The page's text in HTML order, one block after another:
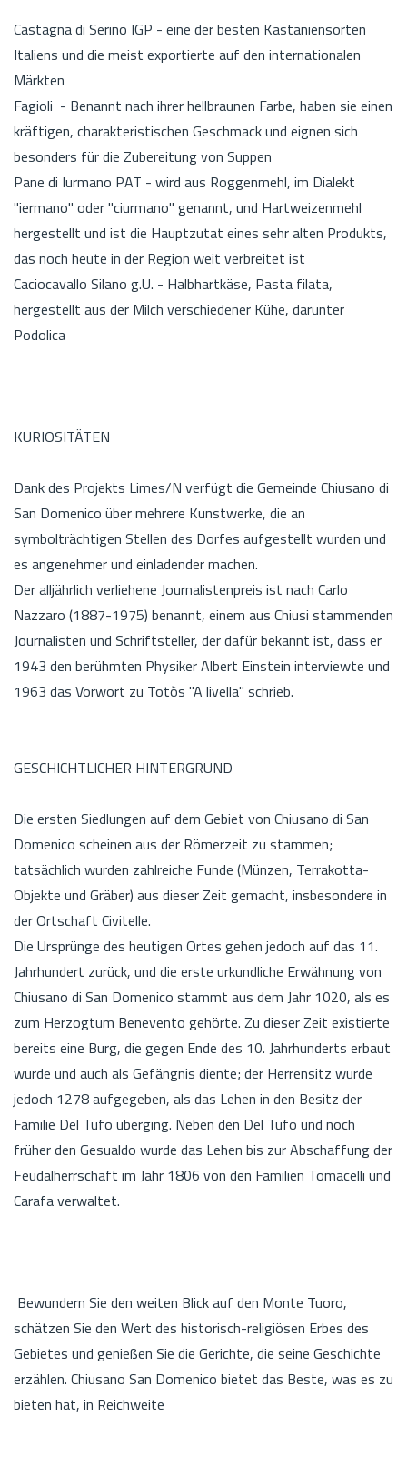
Castagna di Serino IGP - eine der besten Kastaniensorten
Italiens und die meist exportierte auf den internationalen
Märkten
Fagioli - Benannt nach ihrer hellbraunen Farbe, haben sie einen
kräftigen, charakteristischen Geschmack und eignen sich
besonders für die Zubereitung von Suppen
Pane di Iurmano PAT - wird aus Roggenmehl, im Dialekt
"iermano" oder "ciurmano" genannt, und Hartweizenmehl
hergestellt und ist die Hauptzutat eines sehr alten Produkts,
das noch heute in der Region weit verbreitet ist
Caciocavallo Silano g.U. - Halbhartkäse, Pasta filata,
hergestellt aus der Milch verschiedener Kühe, darunter
Podolica
KURIOSITÄTEN
Dank des Projekts Limes/N verfügt die Gemeinde Chiusano di
San Domenico über mehrere Kunstwerke, die an
symbolträchtigen Stellen des Dorfes aufgestellt wurden und
es angenehmer und einladender machen.
Der alljährlich verliehene Journalistenpreis ist nach Carlo
Nazzaro (1887-1975) benannt, einem aus Chiusi stammenden
Journalisten und Schriftsteller, der dafür bekannt ist, dass er
1943 den berühmten Physiker Albert Einstein interviewte und
1963 das Vorwort zu Totòs "A livella" schrieb.
GESCHICHTLICHER HINTERGRUND
Die ersten Siedlungen auf dem Gebiet von Chiusano di San
Domenico scheinen aus der Römerzeit zu stammen;
tatsächlich wurden zahlreiche Funde (Münzen, Terrakotta-
Objekte und Gräber) aus dieser Zeit gemacht, insbesondere in
der Ortschaft Civitelle.
Die Ursprünge des heutigen Ortes gehen jedoch auf das 11.
Jahrhundert zurück, und die erste urkundliche Erwähnung von
Chiusano di San Domenico stammt aus dem Jahr 1020, als es
zum Herzogtum Benevento gehörte. Zu dieser Zeit existierte
bereits eine Burg, die gegen Ende des 10. Jahrhunderts erbaut
wurde und auch als Gefängnis diente; der Herrensitz wurde
jedoch 1278 aufgegeben, als das Lehen in den Besitz der
Familie Del Tufo überging. Neben den Del Tufo und noch
früher den Gesualdo wurde das Lehen bis zur Abschaffung der
Feudalherrschaft im Jahr 1806 von den Familien Tomacelli und
Carafa verwaltet.
Bewundern Sie den weiten Blick auf den Monte Tuoro,
schätzen Sie den Wert des historisch-religiösen Erbes des
Gebietes und genießen Sie die Gerichte, die seine Geschichte
erzählen. Chiusano San Domenico bietet das Beste, was es zu
bieten hat, in Reichweite